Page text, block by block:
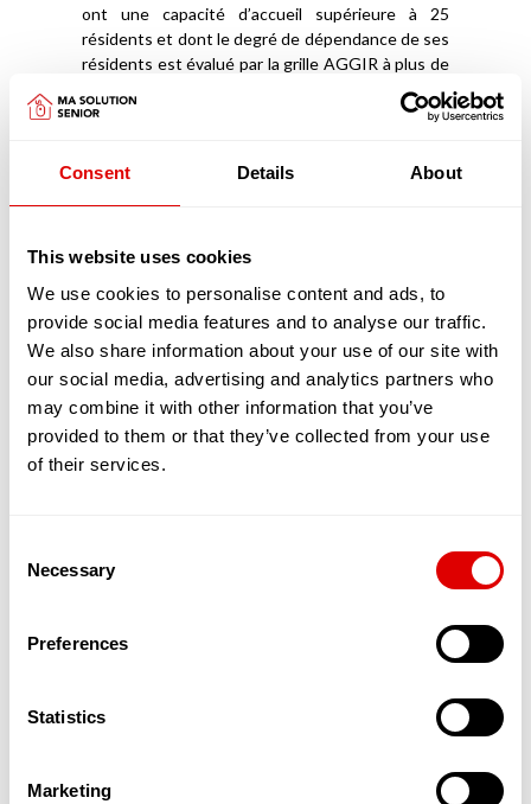
Consent Details About
This website uses cookies
We use cookies to personalise content and ads, to
provide social media features and to analyse our traffic.
We also share information about your use of our site with
our social media, advertising and analytics partners who
may combine it with other information that you’ve
provided to them or that they’ve collected from your use
of their services.
Selection
Necessary
Preferences
Statistics
Marketing
ont une capacité d’accueil supérieure à 25
résidents et dont le degré de dépendance de ses
résidents est évalué par la grille AGGIR à plus de
« 300 », doivent devenir des EHPAD
(Établissement d’Hébergement pour Personnes
MARPAD et de MAPAD aujourd’hui, en réalité ce
(PUV) que nous venons de décrire.
Les Unité de Soins de Suite et de Longue
Durée (USLD), tout comme les EHPAD,
accueillent des personnes âgées dépendantes
de plus de 60 ans. A la différence des EHPAD, les
USLD sont plus souvent adossées à un
établissement public hospitalier qui peut traiter
des prises en charge médicales lourdes. En effet,
dans ces établissements la perte d’autonomie
des résidents est très importante (plus que dans
peuvent former une entité à
part entière mais ils sont souvent adossés à des
âgées (en journée, parfois la nuit), qui vivent à leur
domicile avec un Aidant Familial et de les stimuler
Ces structures ont aussi l’avantage de donner à
l’Aidant la capacité de souffler, de reprendre des
prendre soin de la personne âgée.